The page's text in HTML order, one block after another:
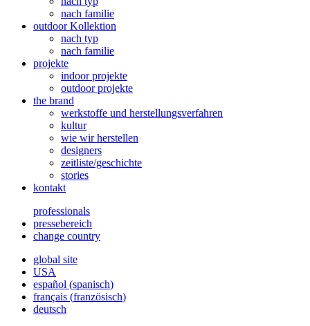
nach familie
outdoor Kollektion
nach typ
nach familie
projekte
indoor projekte
outdoor projekte
the brand
werkstoffe und herstellungsverfahren
kultur
wie wir herstellen
designers
zeitliste/geschichte
stories
kontakt
professionals
pressebereich
change country
global site
USA
español (spanisch)
français (französisch)
deutsch